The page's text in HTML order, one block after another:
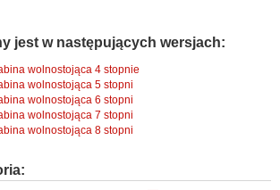
jest w następujących wersjach:
wolnostojąca 4 stopnie
wolnostojąca 5 stopni
wolnostojąca 6 stopni
wolnostojąca 7 stopni
wolnostojąca 8 stopni